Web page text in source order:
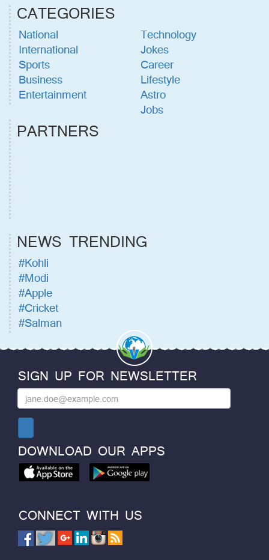
CATEGORIES
National
International
Sports
Business
Entertainment
Technology
Jokes
Career
Lifestyle
Astro
Jobs
PARTNERS
NEWS TRENDING
#Kohli
#Modi
#Apple
#Cricket
#Salman
SIGN UP FOR NEWSLETTER
DOWNLOAD OUR APPS
CONNECT WITH US